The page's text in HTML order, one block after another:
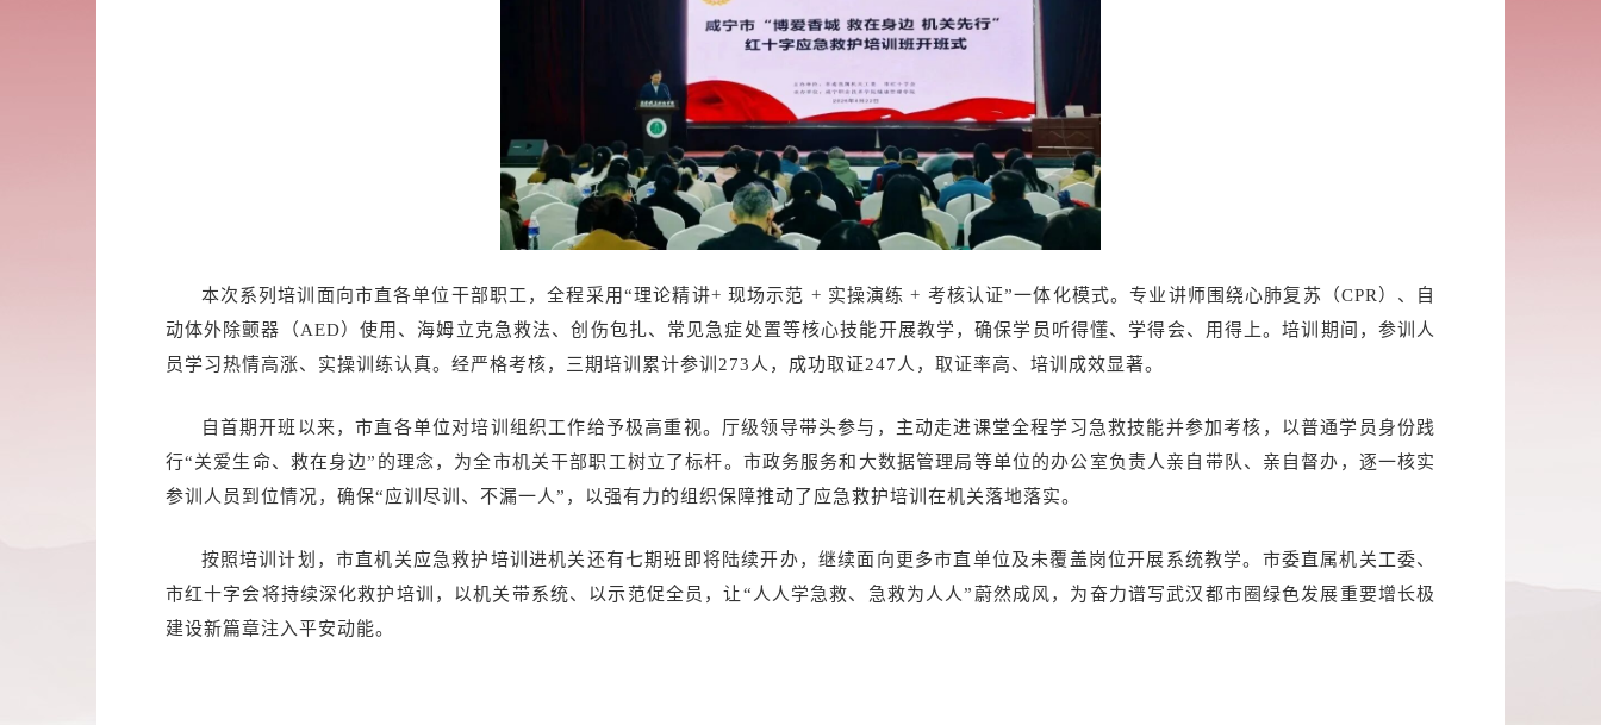
本次系列培训面向市直各单位干部职工，全程采用“理论精讲+ 现场示范 + 实操演练 + 考核认证”一体化模式。专业讲师围绕心肺复苏（CPR）、自
动体外除颤器（AED）使用、海姆立克急救法、创伤包扎、常见急症处置等核心技能开展教学，确保学员听得懂、学得会、用得上。培训期间，参训人
员学习热情高涨、实操训练认真。经严格考核，三期培训累计参训273人，成功取证247人，取证率高、培训成效显著。
自首期开班以来，市直各单位对培训组织工作给予极高重视。厅级领导带头参与，主动走进课堂全程学习急救技能并参加考核，以普通学员身份践
行“关爱生命、救在身边”的理念，为全市机关干部职工树立了标杆。市政务服务和大数据管理局等单位的办公室负责人亲自带队、亲自督办，逐一核实
参训人员到位情况，确保“应训尽训、不漏一人”，以强有力的组织保障推动了应急救护培训在机关落地落实。
按照培训计划，市直机关应急救护培训进机关还有七期班即将陆续开办，继续面向更多市直单位及未覆盖岗位开展系统教学。市委直属机关工委、
市红十字会将持续深化救护培训，以机关带系统、以示范促全员，让“人人学急救、急救为人人”蔚然成风，为奋力谱写武汉都市圈绿色发展重要增长极
建设新篇章注入平安动能。